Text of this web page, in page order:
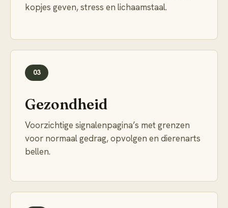
kopjes geven, stress en lichaamstaal.
03
Gezondheid
Voorzichtige signalenpagina’s met grenzen
voor normaal gedrag, opvolgen en dierenarts
bellen.